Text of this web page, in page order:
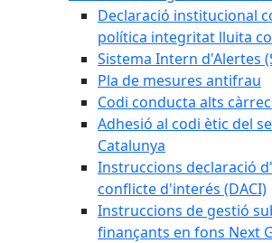
Declaració institucional
política integritat lluita
Sistema Intern d'Alertes
Pla de mesures antifrau
Codi conducta alts
Adhesió al codi ètic del
Catalunya
Instruccions declaració
conflicte d'interés (DACI)
Instruccions de gestió
finançants en fons Next